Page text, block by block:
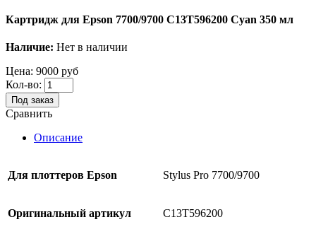
Картридж для Epson 7700/9700 C13T596200 Cyan 350 мл
Наличие: Нет в наличии
Цена: 9000 руб
Кол-во:
Под заказ
Сравнить
Описание
Для плоттеров Epson Stylus Pro 7700/9700
Оригинальный артикул C13T596200